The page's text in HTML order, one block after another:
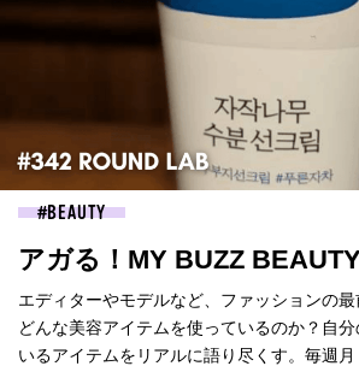
BEAUTY
アガる！MY BUZZ BEAUTY
エディターやモデルなど、ファッションの
どんな美容アイテムを使っているのか？自
いるアイテムをリアルに語り尽くす。毎週月